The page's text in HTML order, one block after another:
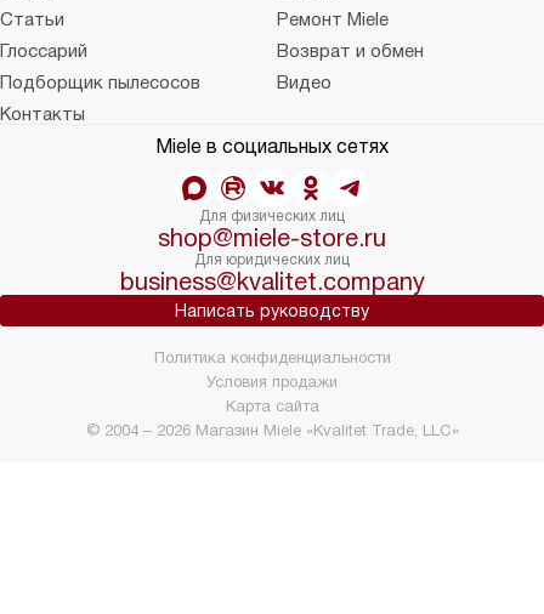
Статьи
Ремонт Miele
Глоссарий
Возврат и обмен
Подборщик пылесосов
Видео
Контакты
Miele в социальных сетях
Для физических лиц
shop@miele-store.ru
Для юридических лиц
business@kvalitet.company
Написать руководству
© 2004 – 2026 Магазин Miele «Kvalitet Trade, LLC»
Политика конфиденциальности
Условия продажи
Карта сайта